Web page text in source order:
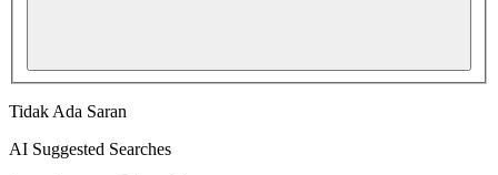
Tidak Ada Saran
AI Suggested Searches